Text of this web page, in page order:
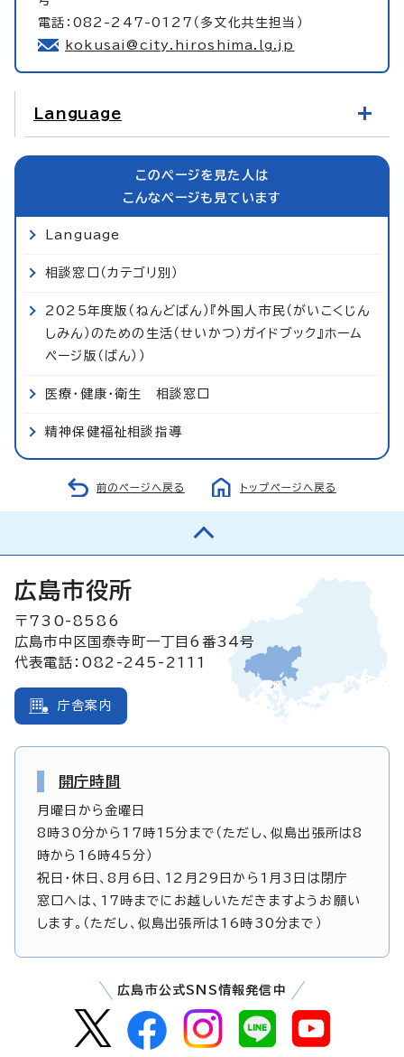
電話：082-247-0127（多文化共生担当）
kokusai@city.hiroshima.lg.jp
Language
このページを見た人は
こんなページも見ています
Language
相談窓口（カテゴリ別）
2025年度版（ねんどばん）『外国人市民（がいこくじん
しみん）のための生活（せいかつ）ガイドブック』ホーム
ページ版（ばん））
医療・健康・衛生 相談窓口
精神保健福祉相談指導
前のページへ戻る トップページへ戻る
広島市役所
〒730-8586
広島市中区国泰寺町一丁目6番34号
代表電話：082-245-2111
庁舎案内
開庁時間
月曜日から金曜日
8時30分から17時15分まで（ただし、似島出張所は8
時から16時45分）
祝日・休日、8月6日、12月29日から1月3日は閉庁
窓口へは、17時までにお越しいただきますようお願い
します。（ただし、似島出張所は16時30分まで）
広島市公式SNS情報発信中